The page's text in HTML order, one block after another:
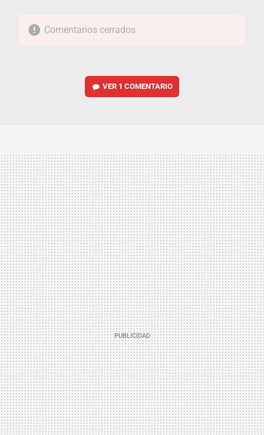
Comentarios cerrados
VER 1 COMENTARIO